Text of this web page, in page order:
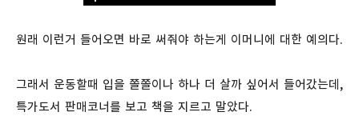
원래 이런거 들어오면 바로 써줘야 하는게 이머니에 대한 예의다.
그래서 운동할때 입을 쫄쫄이나 하나 더 살까 싶어서 들어갔는데,
특가도서 판매코너를 보고 책을 지르고 말았다.